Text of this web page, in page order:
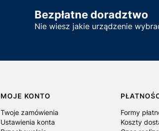
Bezpłatne doradztwo
Nie wiesz jakie urządzenie
MOJE KONTO
Twoje zamówienia
Ustawienia konta
Formy
Koszty